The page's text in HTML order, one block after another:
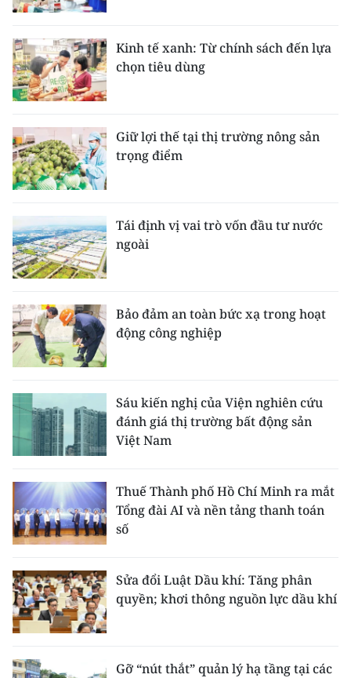
Kinh tế xanh: Từ chính sách đến lựa
chọn tiêu dùng
Giữ lợi thế tại thị trường nông sản
trọng điểm
Tái định vị vai trò vốn đầu tư nước
ngoài
Bảo đảm an toàn bức xạ trong hoạt
động công nghiệp
Sáu kiến nghị của Viện nghiên cứu
đánh giá thị trường bất động sản
Việt Nam
Thuế Thành phố Hồ Chí Minh ra mắt
Tổng đài AI và nền tảng thanh toán
số
Sửa đổi Luật Dầu khí: Tăng phân
quyền; khơi thông nguồn lực dầu khí
Gỡ “nút thắt” quản lý hạ tầng tại các